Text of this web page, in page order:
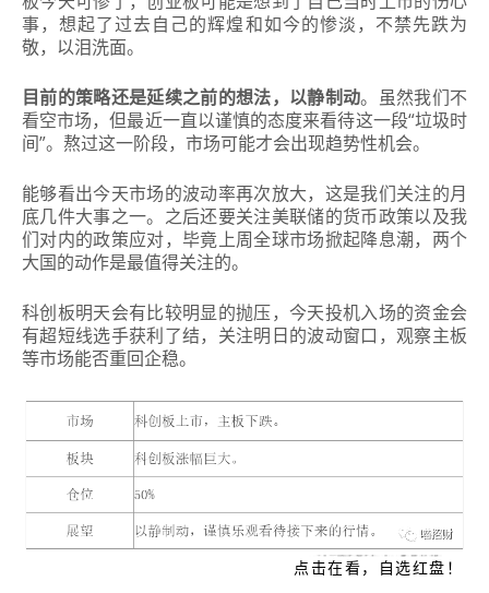
事，想起了过去自己的辉煌和如今的惨淡，不禁先跌为
敬，以泪洗面。
目前的策略还是延续之前的想法，以静制动。 虽然我们不
看空市场，但最近一直以谨慎的态度来看待这一段“垃圾时
间”。 熬过这一阶段，市场可能才会出现趋势性机会。
能够看出今天市场的波动率再次放大，这是我们关注的月
底几件大事之一。 之后还要关注美联储的货币政策以及我
们对内的政策应对，毕竟上周全球市场掀起降息潮，两个
大国的动作是最值得关注的。
科创板明天会有比较明显的抛压，今天投机入场的资金会
有超短线选手获利了结，关注明日的波动窗口，观察主板
等市场能否重回企稳。
点击在看，自选红盘！